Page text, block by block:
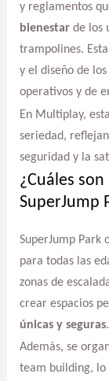
y reglamentos
bienestarde los
trampolines.
y el diseño de
operativos y de
En Multiplay,
seriedad,
seguridad y la
¿Cuáles
SuperJump
SuperJump Park
para todas las
zonas de
crear espacios
únicas y seguras.
Además, se
team building, lo